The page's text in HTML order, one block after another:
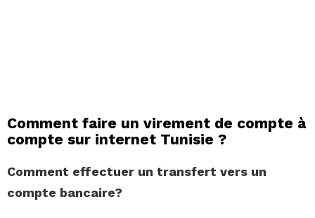
Comment faire un virement de compte à
compte sur internet Tunisie ?
Comment effectuer un transfert vers un
compte bancaire?